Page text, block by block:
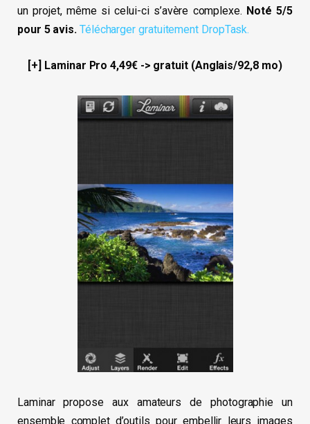
un projet, même si celui-ci s’avère complexe. Noté 5/5
pour 5 avis. Télécharger gratuitement DropTask.
[+] Laminar Pro 4,49€ -> gratuit (Anglais/92,8 mo)
Laminar propose aux amateurs de photographie un
ensemble complet d’outils pour embellir leurs images